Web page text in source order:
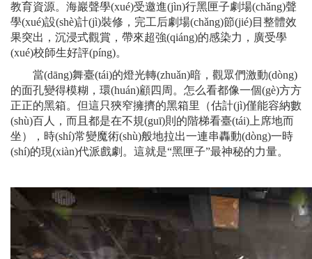
教育資源。 海巖聲學(xué)受邀進(jìn)行黑匣子劇場(chǎng)聲
學(xué)設(shè)計(jì)裝修，完工后劇場(chǎng)節(jié)目整體效
果突出，沉浸式觀賞，帶來超強(qiáng)的感染力，廣受學
(xué)校師生好評(píng)。
當(dāng)舞臺(tái)的燈光轉(zhuǎn)暗，觀眾們激動(dòng)
的面孔變得模糊，環(huán)顧四周。怎么看都像一個(gè)方方
正正的黑箱。但這只狹窄擁擠的黑箱里（估計(jì)僅能容納數
(shù)百人，而且都是在不規(guī)則的階梯看臺(tái)上席地而
坐），時(shí)常變魔術(shù)般地拉出一連串轟動(dòng)一時
(shí)的現(xiàn)代派戲劇。這就是“黑匣子”最神秘的力量。